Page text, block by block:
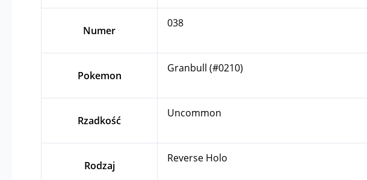
Numer
038
Pokemon
Granbull (#0210)
Rzadkość
Uncommon
Rodzaj
Reverse Holo